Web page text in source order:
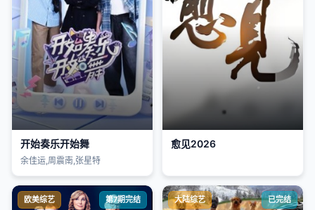
开始奏乐开始舞
余佳运,周震南,张星特
愈见2026
欧美综艺 第7期完结 大陆综艺 已完结